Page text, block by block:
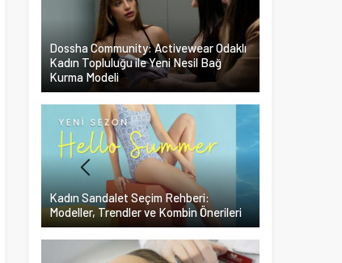
Dossha Community: Activewear Odaklı
Kadın Topluluğu ile Yeni Nesil Bağ
Kurma Modeli
Kadın Sandalet Seçim Rehberi:
Modeller, Trendler ve Kombin Önerileri